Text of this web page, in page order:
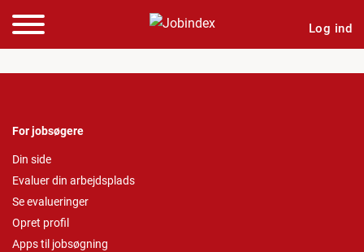
Log ind
For jobsøgere
Din side
Evaluer din arbejdsplads
Se evalueringer
Opret profil
Apps til jobsøgning